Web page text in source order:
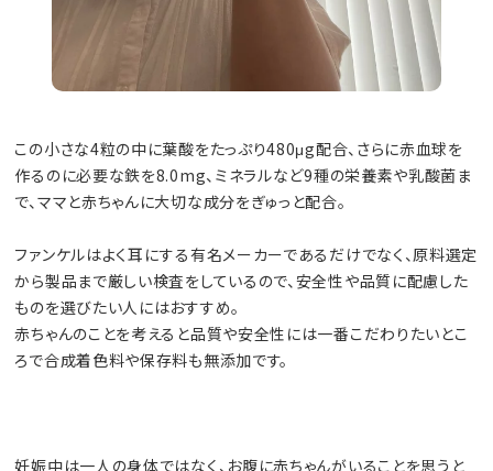
この小さな4粒の中に葉酸をたっぷり480μg配合、さらに赤血球を
作るのに必要な鉄を8.0mg、ミネラルなど9種の栄養素や乳酸菌ま
で、ママと赤ちゃんに大切な成分をぎゅっと配合。
ファンケルはよく耳にする有名メーカーであるだけでなく、原料選定
から製品まで厳しい検査をしているので、安全性や品質に配慮した
ものを選びたい人にはおすすめ。
赤ちゃんのことを考えると品質や安全性には一番こだわりたいとこ
ろで合成着色料や保存料も無添加です。
妊娠中は一人の身体ではなく、お腹に赤ちゃんがいることを思うと